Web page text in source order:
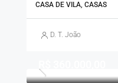
CASA DE VILA, CASAS
D. T. João